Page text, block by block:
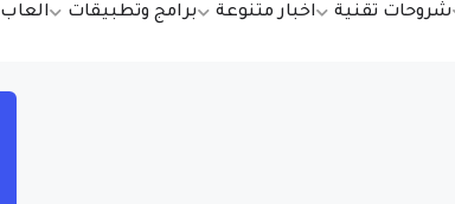
شروحات تقنية اخبار متنوعة برامج وتطبيقات العاب